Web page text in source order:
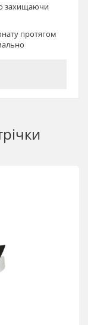
захищаючи
протягом
вологості,
профілем,
з